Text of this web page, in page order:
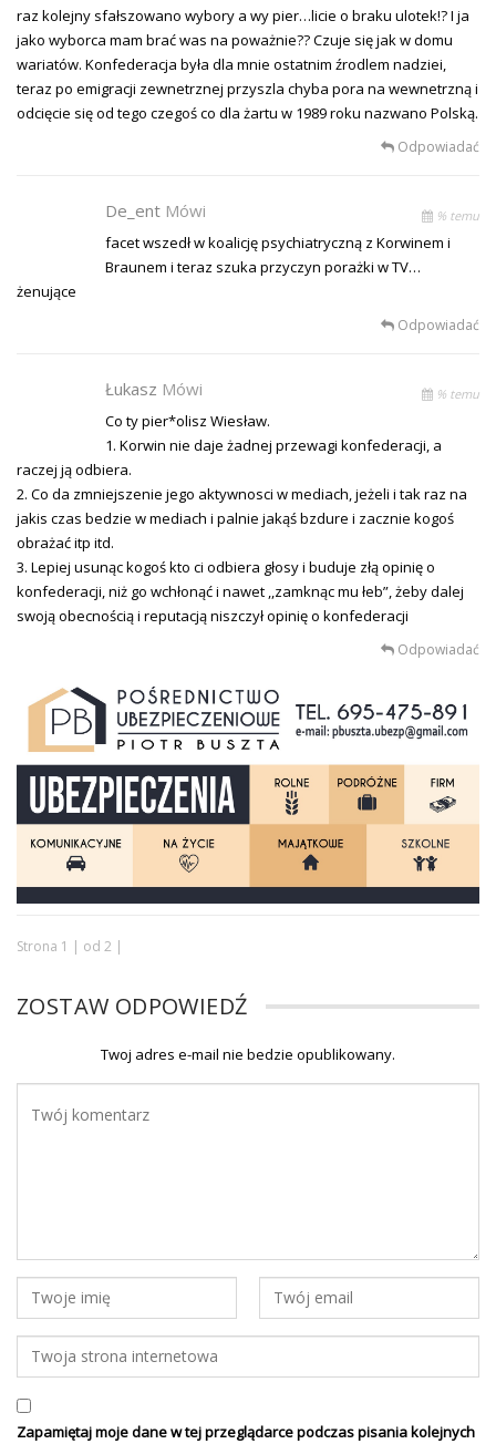
raz kolejny sfałszowano wybory a wy pier…licie o braku ulotek!? I ja
jako wyborca mam brać was na poważnie?? Czuje się jak w domu
wariatów. Konfederacja była dla mnie ostatnim źrodlem nadziei,
teraz po emigracji zewnetrznej przyszla chyba pora na wewnetrzną i
odcięcie się od tego czegoś co dla żartu w 1989 roku nazwano Polską.
Odpowiadać
De_ent Mówi % temu
facet wszedł w koalicję psychiatryczną z Korwinem i
Braunem i teraz szuka przyczyn porażki w TV…
żenujące
Odpowiadać
Łukasz Mówi % temu
Co ty pier*olisz Wiesław.
1. Korwin nie daje żadnej przewagi konfederacji, a
raczej ją odbiera.
2. Co da zmniejszenie jego aktywnosci w mediach, jeżeli i tak raz na
jakis czas bedzie w mediach i palnie jakąś bzdure i zacznie kogoś
obrażać itp itd.
3. Lepiej usunąc kogoś kto ci odbiera głosy i buduje złą opinię o
konfederacji, niż go wchłonąć i nawet ,,zamknąc mu łeb”, żeby dalej
swoją obecnością i reputacją niszczył opinię o konfederacji
Odpowiadać
Strona 1 | od 2 |
ZOSTAW ODPOWIEDŹ
Twoj adres e-mail nie bedzie opublikowany.
Zapamiętaj moje dane w tej przeglądarce podczas pisania kolejnych